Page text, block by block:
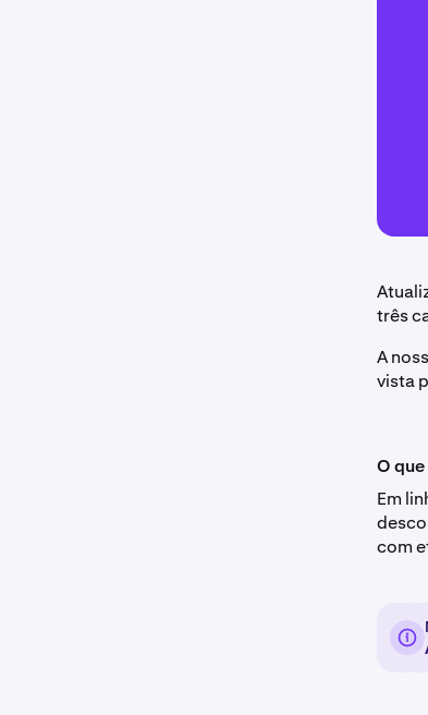
três
A
vista
O
Em
com